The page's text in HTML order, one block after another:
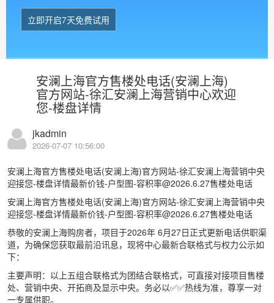
立即开启7天免费试用
安澜上海官方售楼处电话(安澜上海)
官方网站-徐汇安澜上海营销中心欢迎
您-楼盘详情
jkadmin
2026-07-07 10:56:00
安澜上海官方售楼处电话(安澜上海)官方网站-徐汇安澜上海营销中央
迎接您-楼盘详情最新价钱-户型图-容积率@2026.6.27售楼处电话
安澜上海官方售楼处电话(安澜上海)官方网站-徐汇安澜上海营销中央
迎接您-楼盘详情最新价钱-户型图-容积率@2026.6.27售楼处电话
恭敬的安澜上海购房者，项目于2026年 6月27日正式更新电话供职渠
道，为确保您获取最前沿讯息，现将中心最新合联格式与权力公示如
下：
主要声明：以上五组合联格式为团结合联格式，可直接对接项目售楼
处、营销中央、开拓商及显示中央。务必以✅✅热线为准，尊享一对
一专属供职。